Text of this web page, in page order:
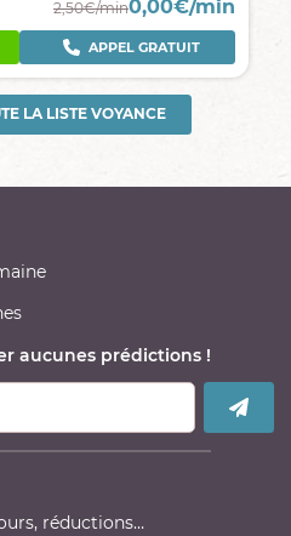
2,50€/min0,00€/min
APPEL GRATUIT
LA LISTE VOYANCE
aucunes prédictions !
réductions…